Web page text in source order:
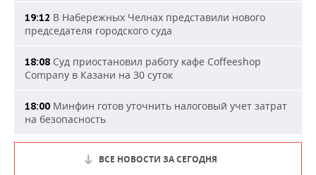
19:12 В Набережных Челнах представили нового
председателя городского суда
18:08 Суд приостановил работу кафе Coffeeshop
Company в Казани на 30 суток
18:00 Минфин готов уточнить налоговый учет затрат
на безопасность
ВСЕ НОВОСТИ ЗА СЕГОДНЯ